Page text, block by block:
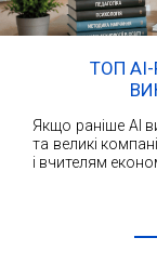
ТОП
Якщо раніше AI
та великі
і вчителям